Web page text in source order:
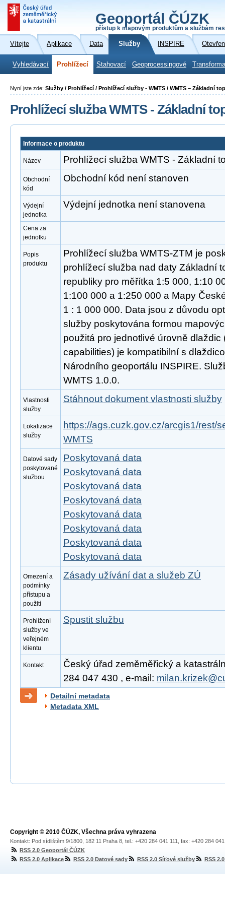
Geoportál ČÚZK
přístup k mapovým produktům a službám
Vítejte Aplikace Data Služby INSPIRE
Vyhledávací Prohlížecí Stahovací Geoprocessingové
Nyní jste zde: Služby / Prohlížecí / Prohlížecí služby - WMTS / WMTS – Základní
Prohlížecí služba WMTS - Základní
Informace o produktu
Název Prohlížecí služba WMTS - Základní
Obchodní
kód
Obchodní kód není stanoven
Výdejní
jednotka
Výdejní jednotka není stanovena
Cena za
jednotku
Popis
produktu
Prohlížecí služba WMTS-ZTM je
prohlížecí služba nad daty Základní
republiky pro měřítka 1:5 000, 1:10
1:100 000 a 1:250 000 a Mapy
1 : 1 000 000. Data jsou z důvodu
služby poskytována formou
použitá pro jednotlivé úrovně
capabilities) je kompatibilní s
Národního geoportálu INSPIRE.
WMTS 1.0.0.
Vlastnosti
služby
Stáhnout dokument vlastnosti služby
Lokalizace
služby
https://ags.cuzk.gov.cz/arcgis1/rest/
WMTS
Datové sady
poskytované
službou
Poskytovaná data
Poskytovaná data
Poskytovaná data
Poskytovaná data
Poskytovaná data
Poskytovaná data
Poskytovaná data
Poskytovaná data
Omezení a
podmínky
přístupu a
použití
Zásady užívání dat a služeb ZÚ
Prohlížení
služby ve
veřejném
klientu
Spustit službu
Kontakt
Český úřad zeměměřický a
284 047 430 , e-mail:
Detailní metadata
Metadata XML
Copyright © 2010 ČÚZK, Všechna práva vyhrazena
Kontakt: Pod sídlištěm 9/1800, 182 11 Praha 8, tel.: +420 284 041 111, fax: +420 284
RSS 2.0 Geoportál ČÚZK
RSS 2.0 Aplikace
RSS 2.0 Datové sady RSS 2.0 Síťové služby RSS